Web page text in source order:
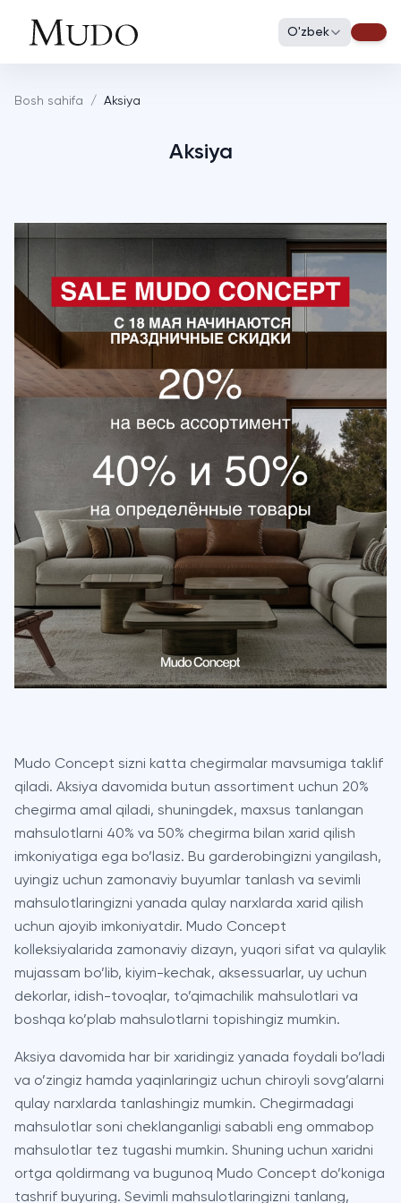
O'zbek
Bosh sahifa / Aksiya
Aksiya
Mudo Concept sizni katta chegirmalar mavsumiga taklif
qiladi. Aksiya davomida butun assortiment uchun 20%
chegirma amal qiladi, shuningdek, maxsus tanlangan
mahsulotlarni 40% va 50% chegirma bilan xarid qilish
imkoniyatiga ega bo’lasiz. Bu garderobingizni yangilash,
uyingiz uchun zamonaviy buyumlar tanlash va sevimli
mahsulotlaringizni yanada qulay narxlarda xarid qilish
uchun ajoyib imkoniyatdir. Mudo Concept
kolleksiyalarida zamonaviy dizayn, yuqori sifat va qulaylik
mujassam bo’lib, kiyim-kechak, aksessuarlar, uy uchun
dekorlar, idish-tovoqlar, to’qimachilik mahsulotlari va
boshqa ko’plab mahsulotlarni topishingiz mumkin.
Aksiya davomida har bir xaridingiz yanada foydali bo’ladi
va o’zingiz hamda yaqinlaringiz uchun chiroyli sovg’alarni
qulay narxlarda tanlashingiz mumkin. Chegirmadagi
mahsulotlar soni cheklanganligi sababli eng ommabop
mahsulotlar tez tugashi mumkin. Shuning uchun xaridni
ortga qoldirmang va bugunoq Mudo Concept do’koniga
tashrif buyuring. Sevimli mahsulotlaringizni tanlang,